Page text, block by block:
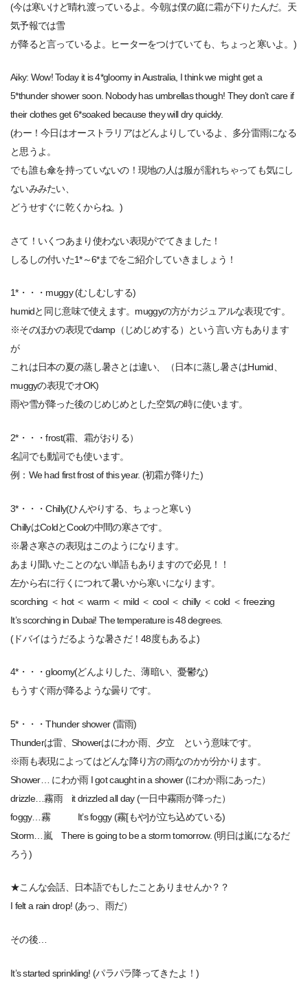
(今は寒いけど晴れ渡っているよ。今朝は僕の庭に霜が下りたんだ。天
気予報では雪
が降ると言っているよ。ヒーターをつけていても、ちょっと寒いよ。)
Aiky: Wow! Today it is 4*gloomy in Australia, I think we might get a
5*thunder shower soon. Nobody has umbrellas though! They don’t care if
their clothes get 6*soaked because they will dry quickly.
(わー！今日はオーストラリアはどんよりしているよ、多分雷雨になる
と思うよ。
でも誰も傘を持っていないの！現地の人は服が濡れちゃっても気にし
ないみみたい、
どうせすぐに乾くからね。)
さて！いくつあまり使わない表現がでてきました！
しるしの付いた1*～6*までをご紹介していきましょう！
1*・・・muggy (むしむしする)
humidと同じ意味で使えます。muggyの方がカジュアルな表現です。
※そのほかの表現でdamp（じめじめする）という言い方もあります
が
これは日本の夏の蒸し暑さとは違い、（日本に蒸し暑さはHumid、
muggyの表現でオOK)
雨や雪が降った後のじめじめとした空気の時に使います。
2*・・・frost(霜、霜がおりる）
名詞でも動詞でも使います。
例：We had first frost of this year. (初霜が降りた)
3*・・・Chilly(ひんやりする、ちょっと寒い)
ChillyはColdとCoolの中間の寒さです。
※暑さ寒さの表現はこのようになります。
あまり聞いたことのない単語もありますので必見！！
左から右に行くにつれて暑いから寒いになります。
scorching ＜ hot ＜ warm ＜ mild ＜ cool ＜ chilly ＜ cold ＜ freezing
It’s scorching in Dubai! The temperature is 48 degrees.
(ドバイはうだるような暑さだ！48度もあるよ)
4*・・・gloomy(どんよりした、薄暗い、憂鬱な)
もうすぐ雨が降るような曇りです。
5*・・・Thunder shower (雷雨)
Thunderは雷、Showerはにわか雨、夕立 という意味です。
※雨も表現によってはどんな降り方の雨なのかが分かります。
Shower… にわか雨 I got caught in a shower (にわか雨にあった）
drizzle…霧雨 it drizzled all day (一日中霧雨が降った）
foggy…霧 It’s foggy (霧[もや]が立ち込めている)
Storm…嵐 There is going to be a storm tomorrow. (明日は嵐になるだ
ろう)
★こんな会話、日本語でもしたことありませんか？？
I felt a rain drop! (あっ、雨だ）
その後…
It’s started sprinkling! (パラパラ降ってきたよ！)